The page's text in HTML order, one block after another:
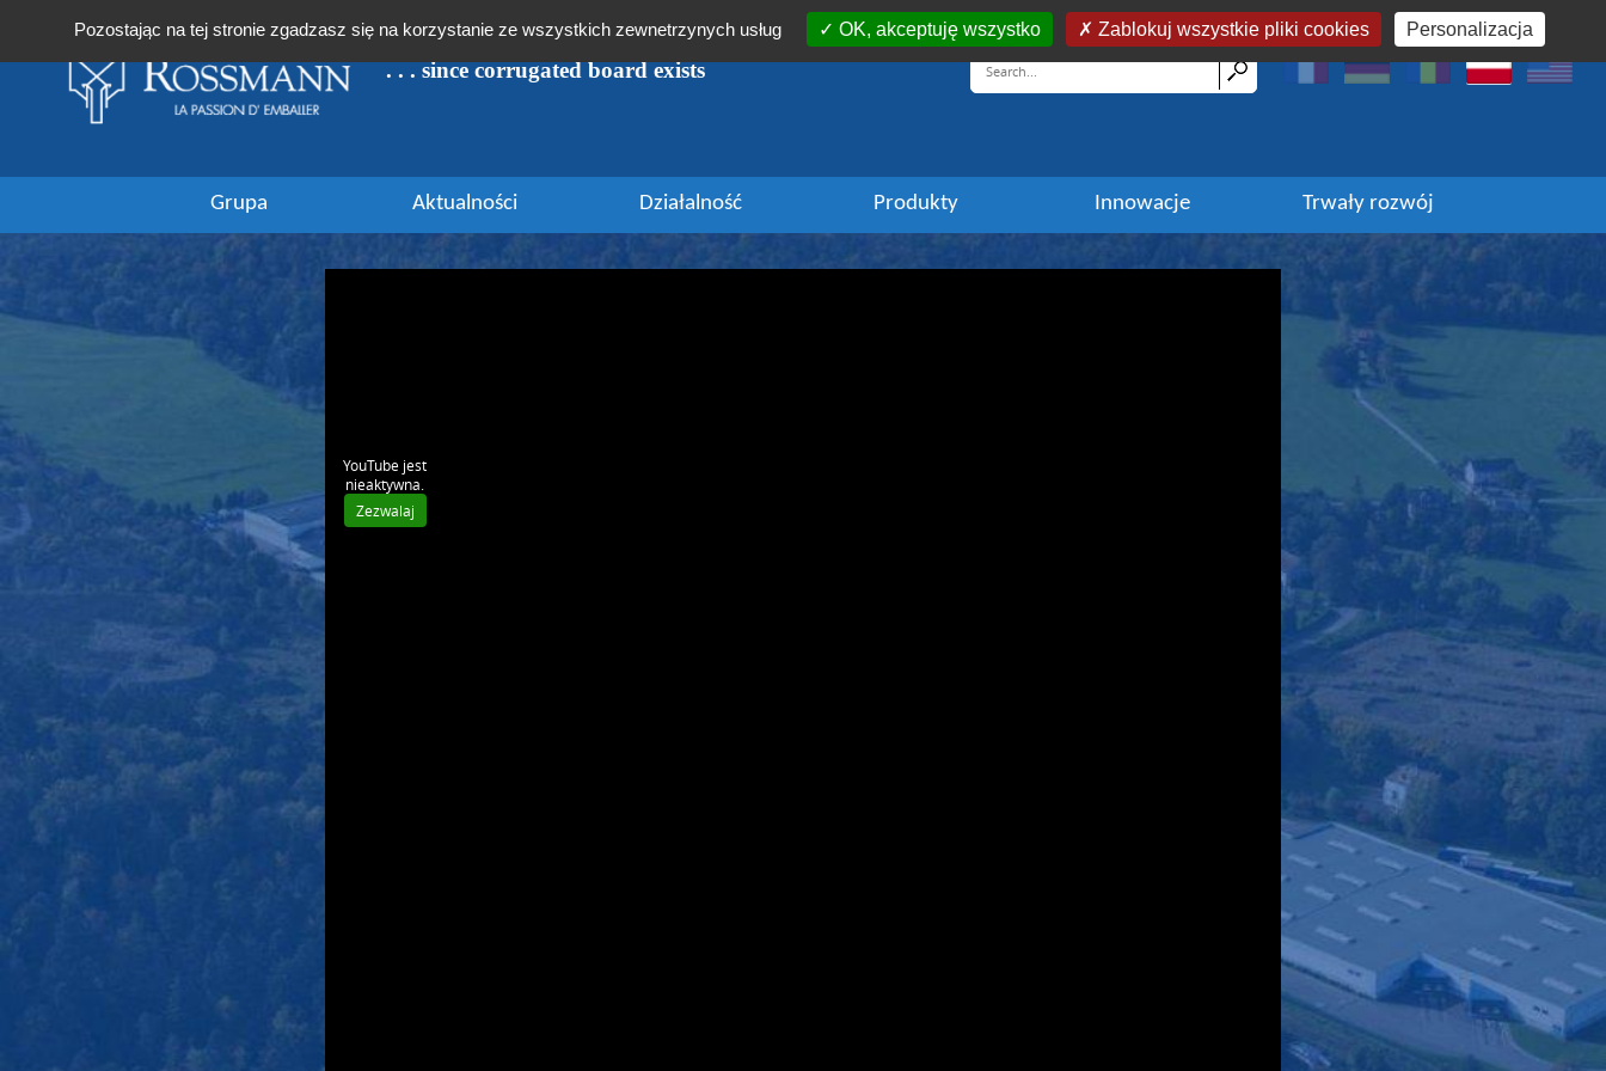
. . . since corrugated board exists
Grupa Aktualności Działalność Produkty Innowacje Trwały rozwój
YouTube jest
nieaktywna.
Zezwalaj
Pozostając na tej stronie zgadzasz się na korzystanie ze wszystkich zewnetrzynych usług
OK, akceptuję wszystko Zablokuj wszystkie pliki cookies Personalizacja